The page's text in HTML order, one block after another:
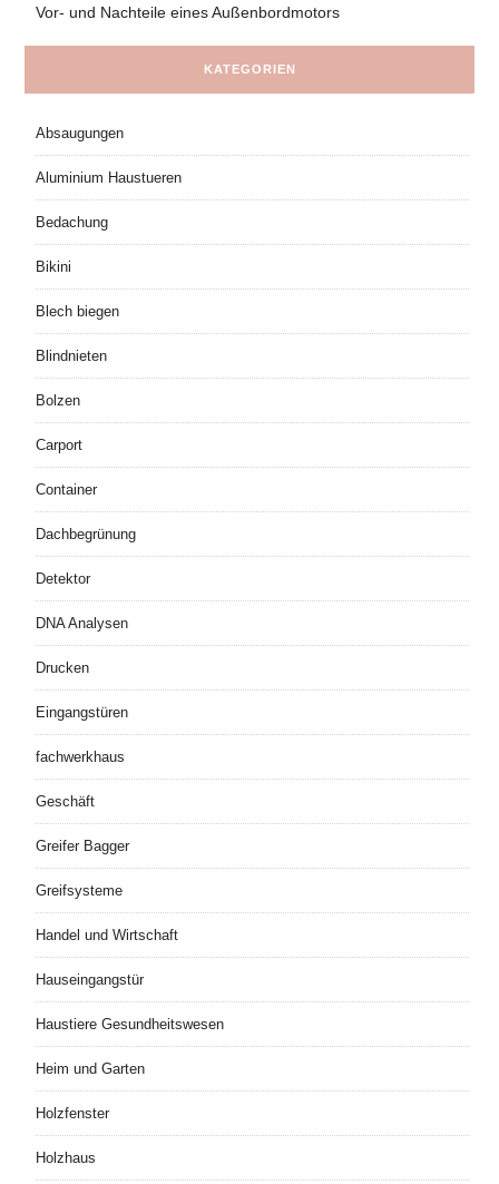
Vor- und Nachteile eines Außenbordmotors
KATEGORIEN
Absaugungen
Aluminium Haustueren
Bedachung
Bikini
Blech biegen
Blindnieten
Bolzen
Carport
Container
Dachbegrünung
Detektor
DNA Analysen
Drucken
Eingangstüren
fachwerkhaus
Geschäft
Greifer Bagger
Greifsysteme
Handel und Wirtschaft
Hauseingangstür
Haustiere Gesundheitswesen
Heim und Garten
Holzfenster
Holzhaus